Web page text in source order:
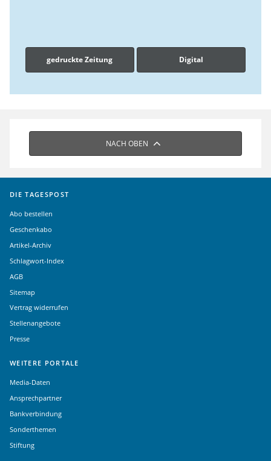
gedruckte Zeitung Digital
NACH OBEN
DIE TAGESPOST
Abo bestellen
Geschenkabo
Artikel-Archiv
Schlagwort-Index
AGB
Sitemap
Vertrag widerrufen
Stellenangebote
Presse
WEITERE PORTALE
Media-Daten
Ansprechpartner
Bankverbindung
Sonderthemen
Stiftung